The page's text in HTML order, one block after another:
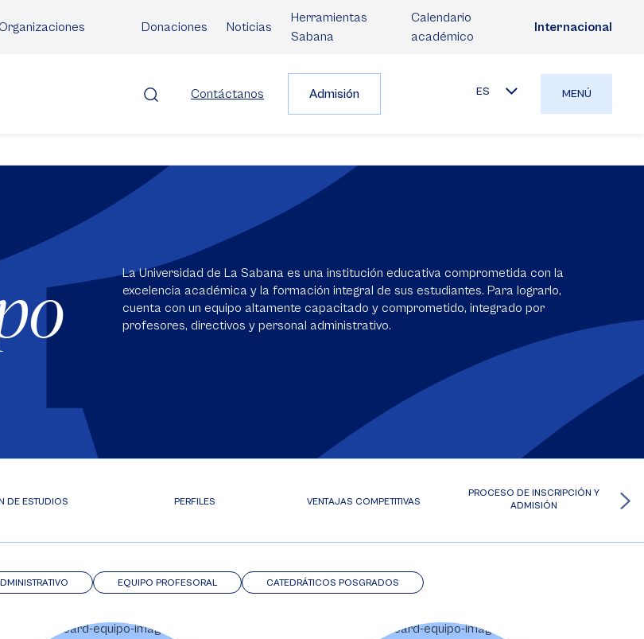
Donaciones Noticias
Herramientas
Sabana
Calendario
académico
Internacional
Contáctanos Admisión ES MENÚ
La Universidad de La Sabana es una institución educativa comprometida con la
excelencia académica y la formación integral de sus estudiantes. Para lograrlo,
cuenta con un equipo altamente capacitado y comprometido, integrado por
profesores, directivos y personal administrativo.
DE ESTUDIOS PERFILES VENTAJAS COMPETITIVAS
PROCESO DE INSCRIPCIÓN Y
ADMISIÓN
CATEDRÁTICOS POSGRADOS
EQUIPO PROFESORAL